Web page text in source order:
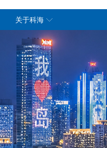
关于科海